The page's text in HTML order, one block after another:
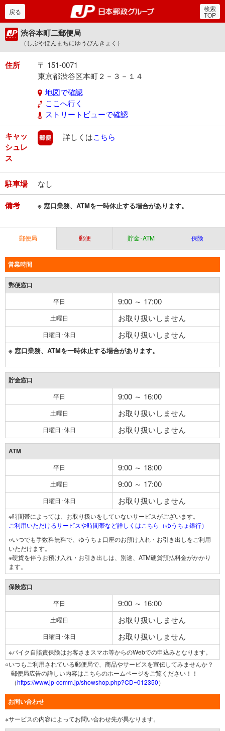
郵便局・日本郵政グルー
戻る 検索
TOP
渋谷本町二郵便局
（しぶやほんまちにゆうびんきょく）
住所
〒 151-0071
東京都渋谷区本町２－３－１４
地図で確認
ここへ行く
ストリートビューで確認
キャッ
シュレ
ス
郵便
詳しくはこちら
駐車場 なし
備考 ※ 窓口業務、ATMを一時休止する場合があります。
郵便局 郵便 貯金･ATM 保険
営業時間
郵便窓口
平日 9:00 ～ 17:00
土曜日 お取り扱いしません
日曜日･休日 お取り扱いしません
※ 窓口業務、ATMを一時休止する場合があります。
貯金窓口
平日 9:00 ～ 16:00
土曜日 お取り扱いしません
日曜日･休日 お取り扱いしません
ATM
平日 9:00 ～ 18:00
土曜日 9:00 ～ 17:00
日曜日･休日 お取り扱いしません
※時間帯によっては、お取り扱いをしていないサービスがございます。
ご利用いただけるサービスや時間帯など詳しくはこちら（ゆうちょ銀行）
○いつでも手数料無料で、ゆうちょ口座のお預け入れ・お引き出しをご利用
いただけます。
※硬貨を伴うお預け入れ・お引き出しは、別途、ATM硬貨預払料金がかかり
ます。
保険窓口
平日 9:00 ～ 16:00
土曜日 お取り扱いしません
日曜日･休日 お取り扱いしません
※バイク自賠責保険はお客さまスマホ等からのWebでの申込みとなります。
○いつもご利用されている郵便局で、商品やサービスを宣伝してみませんか？
郵便局広告の詳しい内容はこちらのホームページをご覧ください！！
（https://www.jp-comm.jp/showshop.php?CD=012350）
お問い合わせ
※サービスの内容によってお問い合わせ先が異なります。